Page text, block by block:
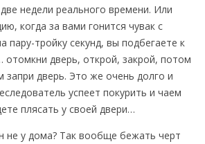
недели реального времени. Или
когда за вами гонится чувак с
пару-тройку секунд, вы подбегаете к
отомкни дверь, открой, закрой, потом
дверь. Это же очень долго и
успеет покурить и чаем
плясать у своей двери…
не у дома? Так вообще бежать черт